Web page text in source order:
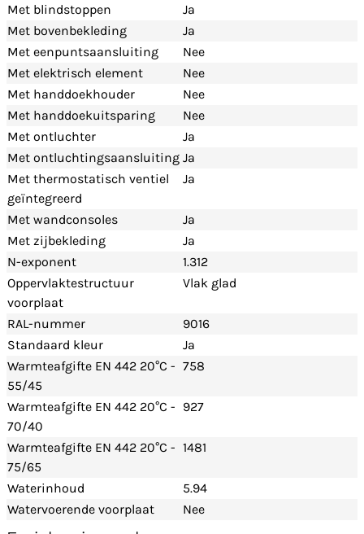
Met blindstoppen
Ja
Met bovenbekleding
Ja
Met eenpuntsaansluiting
Nee
Met elektrisch element
Nee
Met handdoekhouder
Nee
Met handdoekuitsparing
Nee
Met ontluchter
Ja
Met ontluchtingsaansluiting Ja
Met thermostatisch ventiel
geïntegreerd
Ja
Met wandconsoles
Ja
Met zijbekleding
Ja
N-exponent
1.312
Oppervlaktestructuur
voorplaat
Vlak glad
RAL-nummer
9016
Standaard kleur
Ja
Warmteafgifte EN 442 20°C -
55/45
758
Warmteafgifte EN 442 20°C -
70/40
927
Warmteafgifte EN 442 20°C -
75/65
1481
Waterinhoud
5.94
Watervoerende voorplaat
Nee